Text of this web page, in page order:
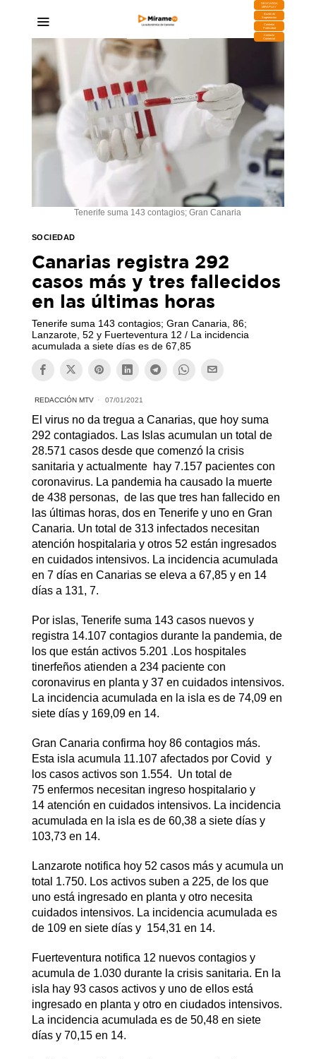
DESCARGA
MIRAPLAY
Buzón de
Sugerencias
Contratar
Publicidad
Contacto
Comercial
Tenerife suma 143 contagios; Gran Canaria
SOCIEDAD
Canarias registra 292
casos más y tres fallecidos
en las últimas horas
Tenerife suma 143 contagios; Gran Canaria, 86;
Lanzarote, 52 y Fuerteventura 12 / La incidencia
acumulada a siete días es de 67,85
REDACCIÓN MTV 07/01/2021
El virus no da tregua a Canarias, que hoy suma
292 contagiados. Las Islas acumulan un total de
28.571 casos desde que comenzó la crisis
sanitaria y actualmente hay 7.157 pacientes con
coronavirus. La pandemia ha causado la muerte
de 438 personas, de las que tres han fallecido en
las últimas horas, dos en Tenerife y uno en Gran
Canaria. Un total de 313 infectados necesitan
atención hospitalaria y otros 52 están ingresados
en cuidados intensivos. La incidencia acumulada
en 7 días en Canarias se eleva a 67,85 y en 14
días a 131, 7.
Por islas, Tenerife suma 143 casos nuevos y
registra 14.107 contagios durante la pandemia, de
los que están activos 5.201 .Los hospitales
tinerfeños atienden a 234 paciente con
coronavirus en planta y 37 en cuidados intensivos.
La incidencia acumulada en la isla es de 74,09 en
siete días y 169,09 en 14.
Gran Canaria confirma hoy 86 contagios más.
Esta isla acumula 11.107 afectados por Covid y
los casos activos son 1.554. Un total de
75 enfermos necesitan ingreso hospitalario y
14 atención en cuidados intensivos. La incidencia
acumulada en la isla es de 60,38 a siete días y
103,73 en 14.
Lanzarote notifica hoy 52 casos más y acumula un
total 1.750. Los activos suben a 225, de los que
uno está ingresado en planta y otro necesita
cuidados intensivos. La incidencia acumulada es
de 109 en siete días y 154,31 en 14.
Fuerteventura notifica 12 nuevos contagios y
acumula de 1.030 durante la crisis sanitaria. En la
isla hay 93 casos activos y uno de ellos está
ingresado en planta y otro en ciudados intensivos.
La incidencia acumulada es de 50,48 en siete
días y 70,15 en 14.